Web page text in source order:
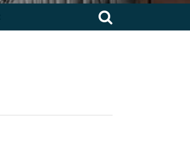
Zoeken
naar: